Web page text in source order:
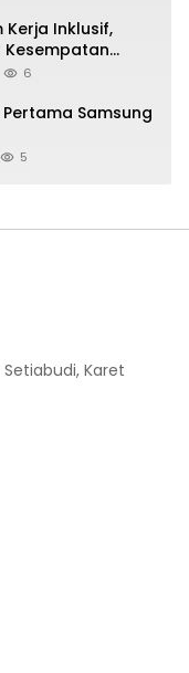
Kerja Inklusif,
Kesempatan
6
Samsung
5
Karet